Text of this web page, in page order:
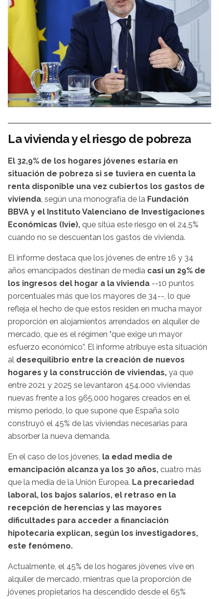
La vivienda y el riesgo de pobreza
El 32,9% de los hogares jóvenes estaría en
situación de pobreza si se tuviera en cuenta la
renta disponible una vez cubiertos los gastos de
vivienda , según una monografía de la Fundación
BBVA y el Instituto Valenciano de Investigaciones
Económicas (Ivie), que sitúa este riesgo en el 24,5%
cuando no se descuentan los gastos de vivienda.
El informe destaca que los jóvenes de entre 16 y 34
años emancipados destinan de media casi un 29% de
los ingresos del hogar a la vivienda --10 puntos
porcentuales más que los mayores de 34--, lo que
refleja el hecho de que estos residen en mucha mayor
proporción en alojamientos arrendados en alquiler de
mercado, que es el régimen "que exige un mayor
esfuerzo económico”. El informe atribuye esta situación
al desequilibrio entre la creación de nuevos
hogares y la construcción de viviendas, ya que
entre 2021 y 2025 se levantaron 454.000 viviendas
nuevas frente a los 965.000 hogares creados en el
mismo periodo, lo que supone que España solo
construyó el 45% de las viviendas necesarias para
absorber la nueva demanda.
En el caso de los jóvenes, la edad media de
emancipación alcanza ya los 30 años, cuatro más
que la media de la Unión Europea. La precariedad
laboral, los bajos salarios, el retraso en la
recepción de herencias y las mayores
dificultades para acceder a financiación
hipotecaria explican, según los investigadores,
este fenómeno.
Actualmente, el 45% de los hogares jóvenes vive en
alquiler de mercado, mientras que la proporción de
jóvenes propietarios ha descendido desde el 65%